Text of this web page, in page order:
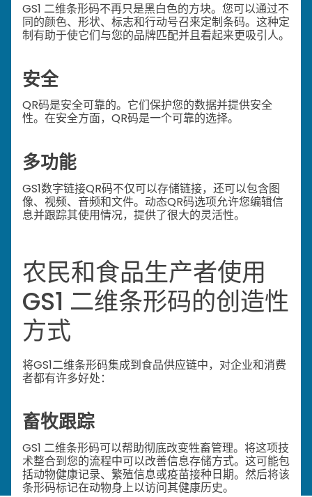
GS1 二维条形码不再只是黑白色的方块。您可以通过不
同的颜色、形状、标志和行动号召来定制条码。这种定
制有助于使它们与您的品牌匹配并且看起来更吸引人。
安全
QR码是安全可靠的。它们保护您的数据并提供安全
性。在安全方面，QR码是一个可靠的选择。
多功能
GS1数字链接QR码不仅可以存储链接，还可以包含图
像、视频、音频和文件。动态QR码选项允许您编辑信
息并跟踪其使用情况，提供了很大的灵活性。
农民和食品生产者使用
GS1 二维条形码的创造性
方式
将GS1二维条形码集成到食品供应链中，对企业和消费
者都有许多好处：
畜牧跟踪
GS1 二维条形码可以帮助彻底改变牲畜管理。将这项技
术整合到您的流程中可以改善信息存储方式。这可能包
括动物健康记录、繁殖信息或疫苗接种日期。然后将该
条形码标记在动物身上以访问其健康历史。